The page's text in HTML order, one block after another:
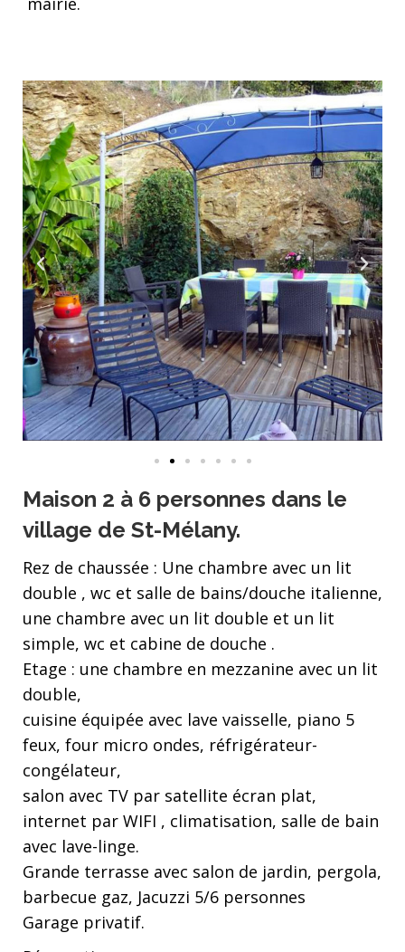
Maison 2 à 6 personnes dans le
village de St-Mélany.
Rez de chaussée : Une chambre avec un lit
double , wc et salle de bains/douche italienne,
une chambre avec un lit double et un lit
simple, wc et cabine de douche .
Etage : une chambre en mezzanine avec un lit
double,
cuisine équipée avec lave vaisselle, piano 5
feux, four micro ondes, réfrigérateur-
congélateur,
salon avec TV par satellite écran plat,
internet par WIFI , climatisation, salle de bain
avec lave-linge.
Grande terrasse avec salon de jardin, pergola,
barbecue gaz, Jacuzzi 5/6 personnes
Garage privatif.